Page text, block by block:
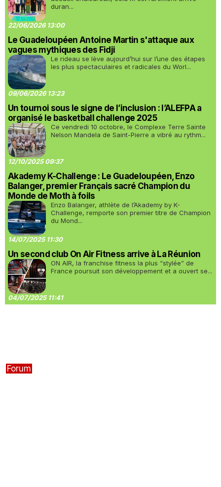
duran...
22/06/2026 13:00
Le Guadeloupéen Antoine Martin s'attaque aux
vagues mythiques des Fidji
Le rideau se lève aujourd’hui sur l’une des étapes
les plus spectaculaires et radicales du Worl...
09/06/2026 13:23
Un tournoi sous le signe de l’inclusion : l’ALEFPA a
organisé le basketball challenge 2025
Ce vendredi 10 octobre, le Complexe Terre Sainte
Nelson Mandela de Saint-Pierre a vibré au rythm...
12/10/2025 09:37
Akademy K-Challenge : Le Guadeloupéen, Enzo
Balanger, premier Français sacré Champion du
Monde de Moth à foils
Enzo Balanger, athlète de l’Akademy by K-
Challenge, remporte son premier titre de Champion
du Mond...
14/07/2025 11:30
Un second club On Air Fitness arrive à La Réunion
ON AIR, la franchise fitness la plus “stylée” de
France poursuit son développement et a ouvert se...
04/07/2025 11:41
Forum